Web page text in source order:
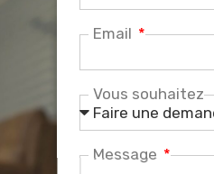
Email
Vous souhaitez
Message